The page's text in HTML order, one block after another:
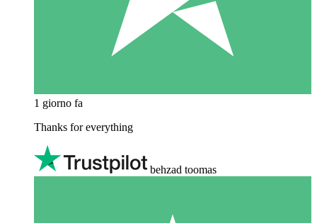
1 giorno fa
Thanks for everything
behzad toomas